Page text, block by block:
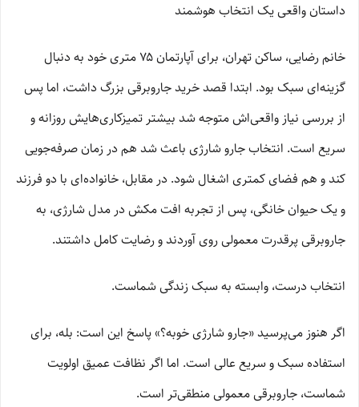
داستان واقعی یک انتخاب هوشمند
خانم رضایی، ساکن تهران، برای آپارتمان ۷۵ متری خود به دنبال
گزینه‌ای سبک بود. ابتدا قصد خرید جاروبرقی بزرگ داشت، اما پس
از بررسی نیاز واقعی‌اش متوجه شد بیشتر تمیزکاری‌هایش روزانه و
سریع است. انتخاب جارو شارژی باعث شد هم در زمان صرفه‌جویی
کند و هم فضای کمتری اشغال شود. در مقابل، خانواده‌ای با دو فرزند
و یک حیوان خانگی، پس از تجربه افت مکش در مدل شارژی، به
جاروبرقی پرقدرت معمولی روی آوردند و رضایت کامل داشتند.
انتخاب درست، وابسته به سبک زندگی شماست.
اگر هنوز می‌پرسید «جارو شارژی خوبه؟» پاسخ این است: بله، برای
استفاده سبک و سریع عالی است. اما اگر نظافت عمیق اولویت
شماست، جاروبرقی معمولی منطقی‌تر است.